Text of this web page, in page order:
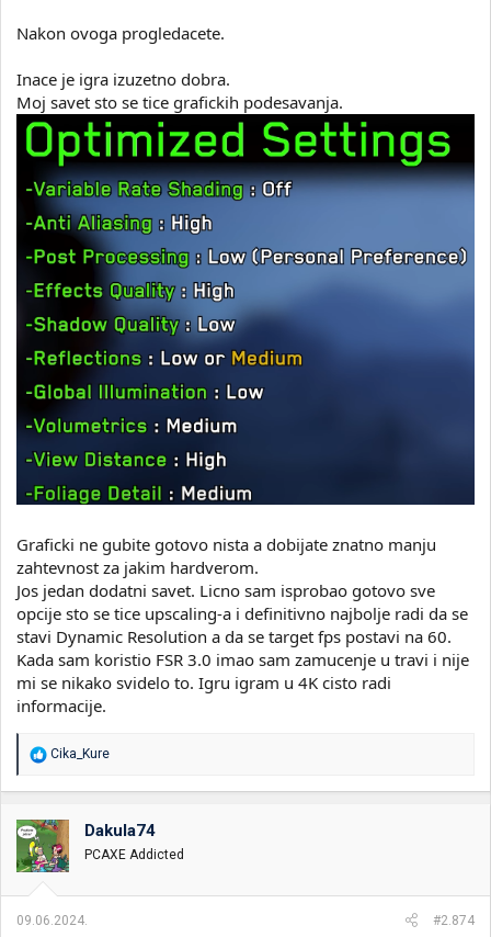
Nakon ovoga progledacete.
Inace je igra izuzetno dobra.
Moj savet sto se tice grafickih podesavanja.
Graficki ne gubite gotovo nista a dobijate znatno manju
zahtevnost za jakim hardverom.
Jos jedan dodatni savet. Licno sam isprobao gotovo sve
opcije sto se tice upscaling-a i definitivno najbolje radi da se
stavi Dynamic Resolution a da se target fps postavi na 60.
Kada sam koristio FSR 3.0 imao sam zamucenje u travi i nije
mi se nikako svidelo to. Igru igram u 4K cisto radi
informacije.
R
a
o
v
a
n
:
Cika_Kure
Dakula74
PCAXE Addicted
09.06.2024. #2.874